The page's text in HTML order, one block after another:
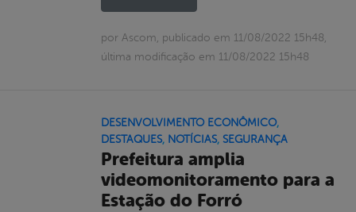
por Ascom, publicado em 11/08/2022 15h48,
última modificação em 11/08/2022 15h48
DESENVOLVIMENTO ECONÔMICO,
DESTAQUES, NOTÍCIAS, SEGURANÇA
Prefeitura amplia
videomonitoramento para a
Estação do Forró